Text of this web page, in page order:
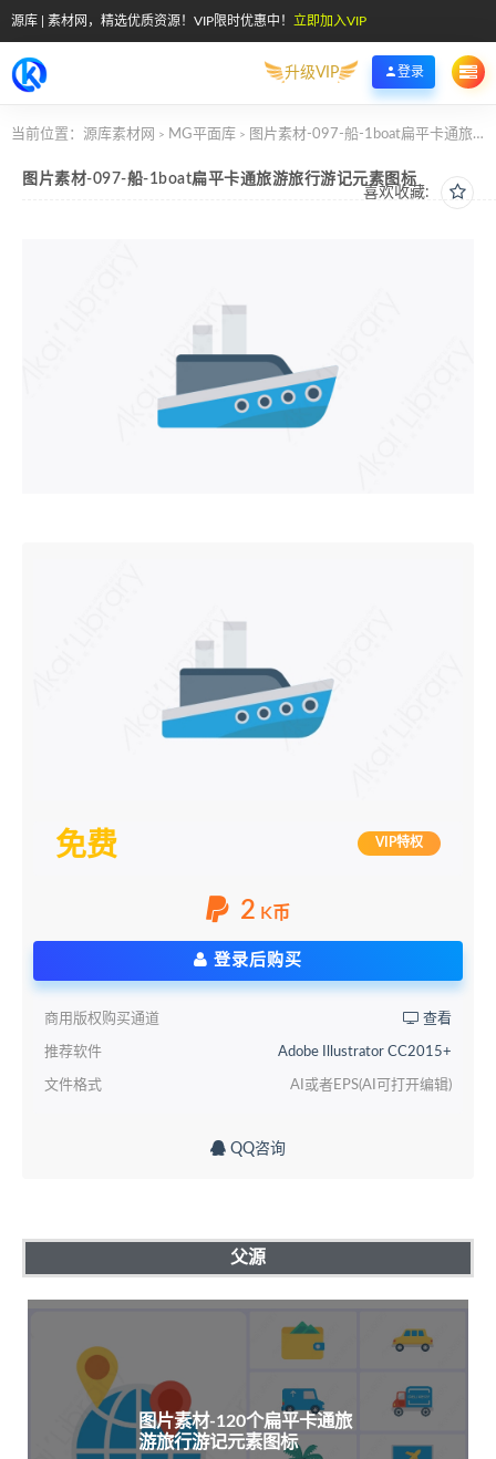
源库 | 素材网，精选优质资源！VIP限时优惠中！ 立即加入VIP
升级VIP 登录
当前位置： 源库素材网 > MG平面库 > 图片素材-097-船-1boat扁平卡通旅游旅行游记元素图标
喜欢收藏:
图片素材-097-船-1boat扁平卡通旅游旅行游记元素图标
免费 VIP特权
2 K币
登录后购买
商用版权购买通道 查看
推荐软件 Adobe Illustrator CC2015+
文件格式 AI或者EPS(AI可打开编辑)
QQ咨询
父源
图片素材-120个扁平卡通旅
游旅行游记元素图标